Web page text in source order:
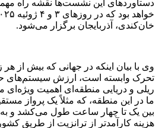
دستاورد‌های این نشست‌ها نقشه راه
خان‌کندی، آذربایجان برگزار می‌شود.
وی با بیان اینکه در جهانی که بیش از
تحرک وابسته است، ارزش سیستم‌های
ریلی و دریایی منطقه‌ای اهمیت ویژه‌ای
ما در این منطقه، که مثلاً یک پرواز
بین یک تا چهار ساعت طول می‌کشد و به
هزینه کارآمدتر از ترانزیت از طریق